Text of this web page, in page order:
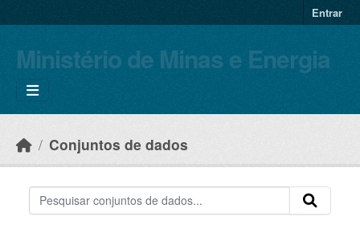
Entrar
Ministério de Minas e Energia
Conjuntos de dados